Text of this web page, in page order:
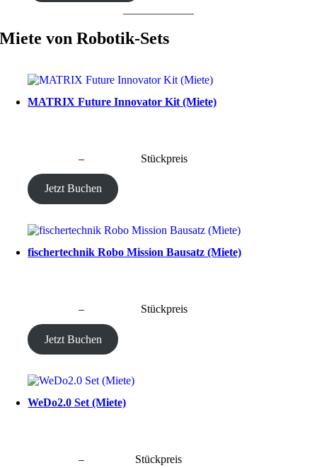
Miete von Robotik-Sets
MATRIX Future Innovator Kit (Miete)
– Stückpreis
Jetzt Buchen
fischertechnik Robo Mission Bausatz (Miete)
– Stückpreis
Jetzt Buchen
WeDo2.0 Set (Miete)
– Stückpreis